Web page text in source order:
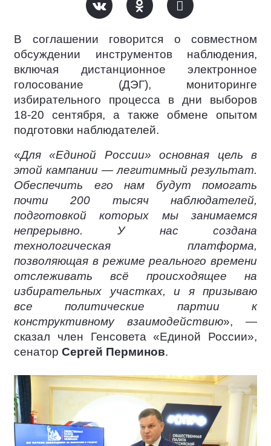
В соглашении говорится о совместном
обсуждении инструментов наблюдения,
включая дистанционное электронное
голосование (ДЭГ), мониторинге
избирательного процесса в дни выборов
18-20 сентября, а также обмене опытом
подготовки наблюдателей.
«Для «Единой России» основная цель в
этой кампании — легитимный результат.
Обеспечить его нам будут помогать
почти 200 тысяч наблюдателей,
подготовкой которых мы занимаемся
непрерывно. У нас создана
технологическая платформа,
позволяющая в режиме реального времени
отслеживать всё происходящее на
избирательных участках, и я призываю
все политические партии к
конструктивному взаимодействию», —
сказал член Генсовета «Единой России»,
сенатор Сергей Перминов.